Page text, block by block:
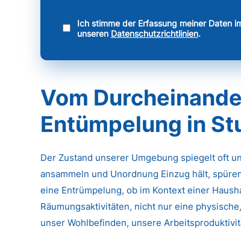
Ich stimme der Erfassung meiner Daten
unseren Datenschutzrichtlinien.
Vom
Entümpelung in
Der Zustand unserer Umgebung spiegelt oft
ansammeln und Unordnung Einzug hält,
eine Entrümpelung, ob im Kontext einer
Räumungsaktivitäten, nicht nur eine
unser Wohlbefinden, unsere